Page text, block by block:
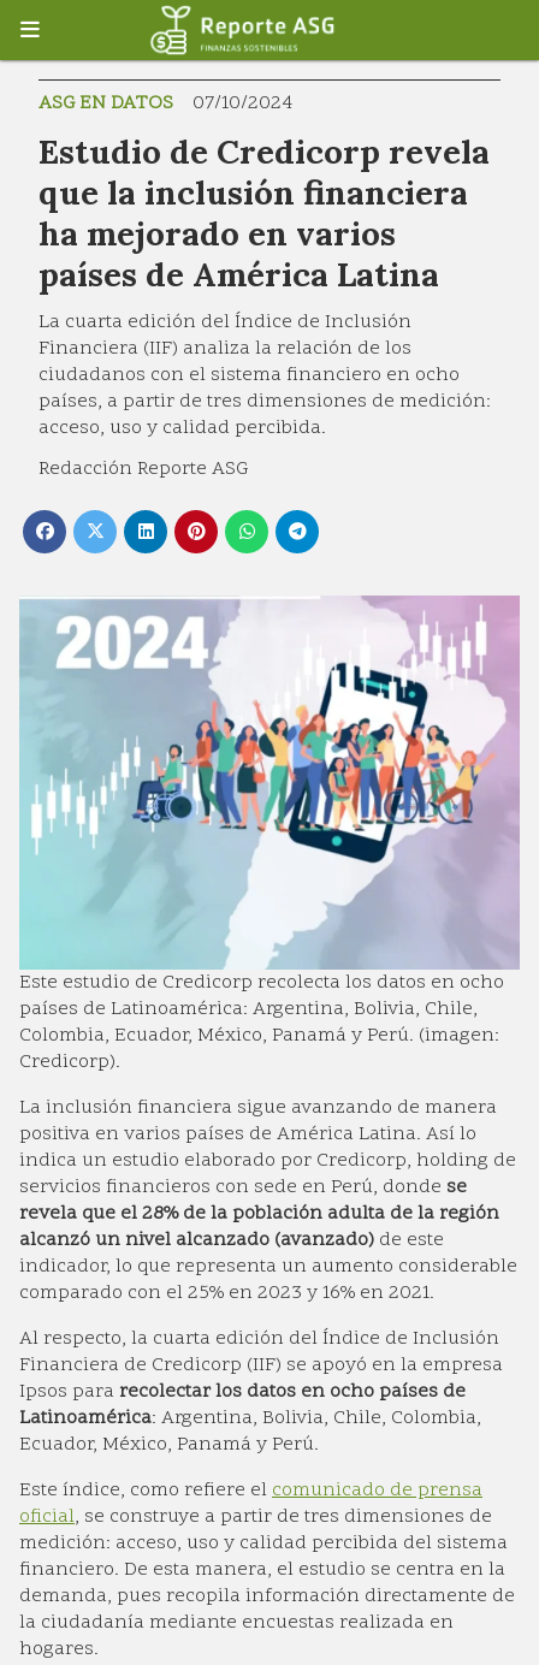
Estudio de Credicorp revela
que la inclusión financiera
ha mejorado en varios
países de América Latina
La cuarta edición del Índice de Inclusión
Financiera (IIF) analiza la relación de los
ciudadanos con el sistema financiero en ocho
países, a partir de tres dimensiones de medición:
acceso, uso y calidad percibida.
ASG EN DATOS 07/10/2024
Redacción Reporte ASG
Este estudio de Credicorp recolecta los datos en ocho
países de Latinoamérica: Argentina, Bolivia, Chile,
Colombia, Ecuador, México, Panamá y Perú. (imagen:
Credicorp).
La inclusión financiera sigue avanzando de manera
positiva en varios países de América Latina. Así lo
indica un estudio elaborado por Credicorp, holding de
servicios financieros con sede en Perú, donde se
revela que el 28% de la población adulta de la región
alcanzó un nivel alcanzado (avanzado) de este
indicador, lo que representa un aumento considerable
comparado con el 25% en 2023 y 16% en 2021.
Al respecto, la cuarta edición del Índice de Inclusión
Financiera de Credicorp (IIF) se apoyó en la empresa
Ipsos para recolectar los datos en ocho países de
Latinoamérica: Argentina, Bolivia, Chile, Colombia,
Ecuador, México, Panamá y Perú.
Este índice, como refiere elcomunicado de prensa
oficial, se construye a partir de tres dimensiones de
medición: acceso, uso y calidad percibida del sistema
financiero. De esta manera, el estudio se centra en la
demanda, pues recopila información directamente de
la ciudadanía mediante encuestas realizada en
hogares.